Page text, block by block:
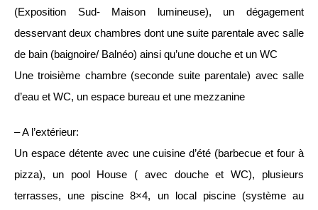
(Exposition Sud- Maison lumineuse), un dégagement
desservant deux chambres dont une suite parentale avec salle
de bain (baignoire/ Balnéo) ainsi qu’une douche et un WC
Une troisième chambre (seconde suite parentale) avec salle
d’eau et WC, un espace bureau et une mezzanine
– A l’extérieur:
Un espace détente avec une cuisine d’été (barbecue et four à
pizza), un pool House ( avec douche et WC), plusieurs
terrasses, une piscine 8×4, un local piscine (système au